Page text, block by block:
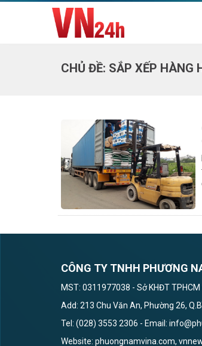
CHỦ ĐỀ: SẮP XẾP HÀNG
CÔNG TY TNHH PHƯƠNG
MST: 0311977038 - Sở KHĐT
Add: 213 Chu Văn An, Phường 26,
Tel: (028) 3553 2306 - Email:
Website: phuongnamvina.com,